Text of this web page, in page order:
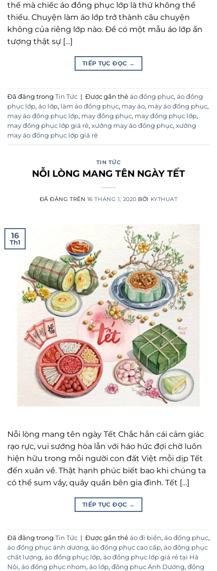
thế mà chiếc áo đồng phục lớp là thứ không thể
thiếu. Chuyện làm áo lớp trở thành câu chuyện
không của riêng lớp nào. Để có một mẫu áo lớp ấn
tượng thật sự […]
TIẾP TỤC ĐỌC →
Đã đăng trong Tin Tức | Được gắn thẻ áo đồng phục, áo đồng
phục lớp, áo lớp, làm áo đồng phục, may áo, máy áo đồng phục,
may áo đồng phục lớp, may đồng phục, may đồng phục lớp,
may đồng phục lớp giá rẻ, xưởng may áo đồng phục, xưởng
may áo đồng phục lớp giá rẻ
TIN TỨC
NỖI LÒNG MANG TÊN NGÀY TẾT
ĐÃ ĐĂNG TRÊN 16 THÁNG 1, 2020 BỞI KYTHUAT
16
Th1
Nỗi lòng mang tên ngày Tết Chắc hẳn cái cảm giác
rạo rực, vui sướng hòa lẫn với háo hức đợi chờ luôn
hiện hữu trong mỗi người con đất Việt mỗi dịp Tết
đến xuân về. Thật hạnh phúc biết bao khi chúng ta
có thể sum vầy, quây quần bên gia đình. Tết […]
TIẾP TỤC ĐỌC →
Đã đăng trong Tin Tức | Được gắn thẻ áo đi biển, áo đồng phục,
áo đồng phục ánh dương, áo đồng phục cao cấp, áo đồng phục
chất lượng, áo đồng phục lớp, áo đồng phục lớp giá rẻ tại Hà
Nội, áo đồng phục nhom, áo lớp, đồng phục Ánh Dương, đồng